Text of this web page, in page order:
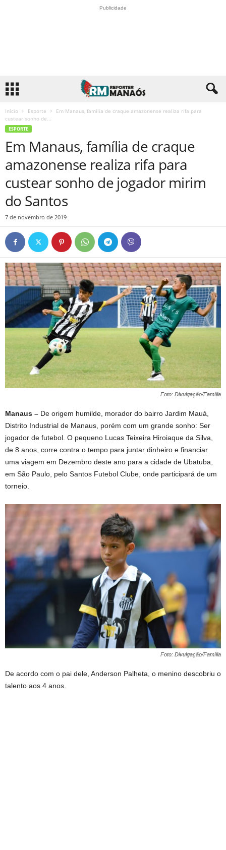
Publicidade
Início Esporte
Em Manaus, família de craque amazonense realiza rifa para
custear sonho de...
ESPORTE
Em Manaus, família de craque
amazonense realiza rifa para
custear sonho de jogador mirim
do Santos
7 de novembro de 2019
Foto: Divulgação/Família
Manaus – De origem humilde, morador do bairro Jardim Mauá,
Distrito Industrial de Manaus, porém com um grande sonho: Ser
jogador de futebol. O pequeno Lucas Teixeira Hiroiaque da Silva,
de 8 anos, corre contra o tempo para juntar dinheiro e financiar
uma viagem em Dezembro deste ano para a cidade de Ubatuba,
em São Paulo, pelo Santos Futebol Clube, onde participará de um
torneio.
Foto: Divulgação/Família
De acordo com o pai dele, Anderson Palheta, o menino descobriu o
talento aos 4 anos.